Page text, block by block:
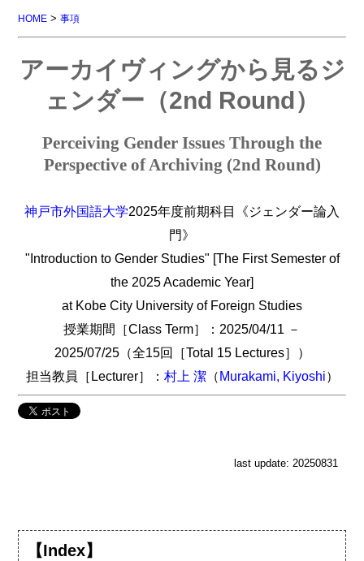
HOME >事項
アーカイヴィングから見るジ
ェンダー（2nd Round）
Perceiving Gender Issues Through the
Perspective of Archiving (2nd Round)
神戸市外国語大学2025年度前期科目《ジェンダー論入
門》
"Introduction to Gender Studies" [The First Semester of
the 2025 Academic Year]
at Kobe City University of Foreign Studies
授業期間［Class Term］：2025/04/11 －
2025/07/25（全15回［Total 15 Lectures］）
担当教員［Lecturer］： 村上 潔（Murakami, Kiyoshi）
last update: 20250831
【Index】